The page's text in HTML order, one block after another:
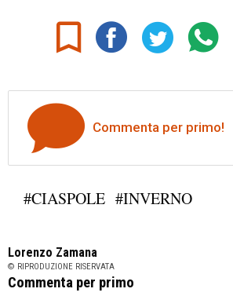
Commenta per primo!
#CIASPOLE #INVERNO
Lorenzo Zamana
© RIPRODUZIONE RISERVATA
Commenta per primo